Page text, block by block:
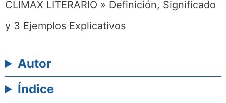
CLÍMAX LITERARIO » Definición, Significado
y 3 Ejemplos Explicativos
Autor
Índice